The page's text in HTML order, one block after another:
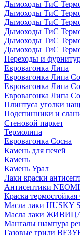
Дымоходы ТиС
Дымоходы ТиС
Дымоходы ТиС
Дымоходы ТиС
Дымоходы ТиС
Дымоходы ТиС
Переходы и
Евровагонка Липа
Евровагонка Липа
Евровагонка Липа
Евровагонка Липа
Плинтуса уголки
Подспинники и
Стеновой паркет
Термолипа
Евровагонка Сосна
Камень для печей
Камень
Камень Урал
Лаки краски
Антисептики
Краска
Масла лаки HUSKY
Масла лаки
Мангалы шампура
Газовые грили